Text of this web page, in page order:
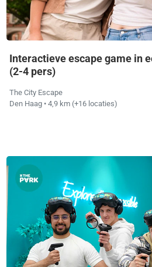
Interactieve escape game in
(2-4 pers)
The City Escape
Den Haag • 4,9 km (+16 locaties)